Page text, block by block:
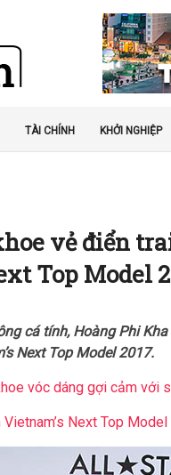
TÀI CHÍNH KHỞI NGHIỆP
vẻ điển
Top Model
cá tính, Hoàng Phi
Next Top Model 2017.
vóc dáng gợi cảm với
Next Top